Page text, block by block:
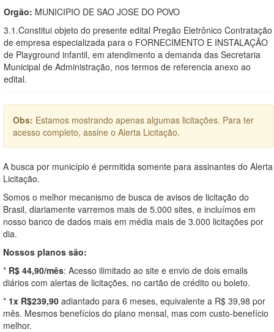
Orgão: MUNICIPIO DE SAO JOSE DO POVO
3.1.Constitui objeto do presente edital Pregão Eletrônico Contratação
de empresa especializada para o FORNECIMENTO E INSTALAÇÃO
de Playground infantil, em atendimento a demanda das Secretaria
Municipal de Administração, nos termos de referencia anexo ao
edital.
Obs: Estamos mostrando apenas algumas licitações. Para ter
acesso completo, assine o Alerta Licitação.
A busca por município é permitida somente para assinantes do Alerta
Licitação.
Somos o melhor mecanismo de busca de avisos de licitação do
Brasil, diariamente varremos mais de 5.000 sites, e incluímos em
nosso banco de dados mais em média mais de 3.000 licitações por
dia.
Nossos planos são:
* R$ 44,90/mês: Acesso ilimitado ao site e envio de dois emails
diários com alertas de licitações, no cartão de crédito ou boleto.
* 1x R$239,90 adiantado para 6 meses, equivalente a R$ 39,98 por
mês. Mesmos benefícios do plano mensal, mas com custo-benefício
melhor.